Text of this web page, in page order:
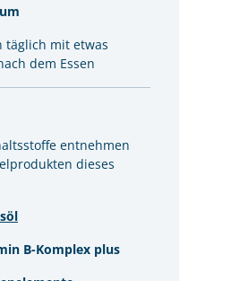
täglich mit etwas
dem Essen
entnehmen
dieses
B-Komplex plus